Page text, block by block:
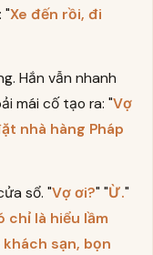
"Xe đến rồi, đi
Hắn vẫn nhanh
mái cố tạo ra: "Vợ
nhà hàng Pháp
sổ. "Vợ ơi?" "Ừ."
chỉ là hiểu lầm
sạn, bọn